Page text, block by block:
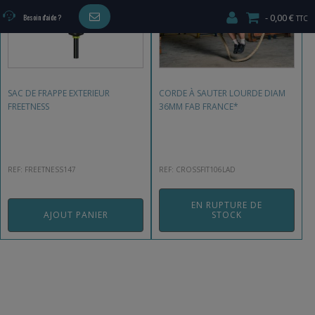
Besoin d'aide ? 0,00 €
SAC DE FRAPPE EXTERIEUR
FREETNESS
REF: FREETNESS147
AJOUT PANIER
CORDE À SAUTER LOURDE DIAM
36MM FAB FRANCE*
REF: CROSSFIT106LAD
EN RUPTURE DE
STOCK